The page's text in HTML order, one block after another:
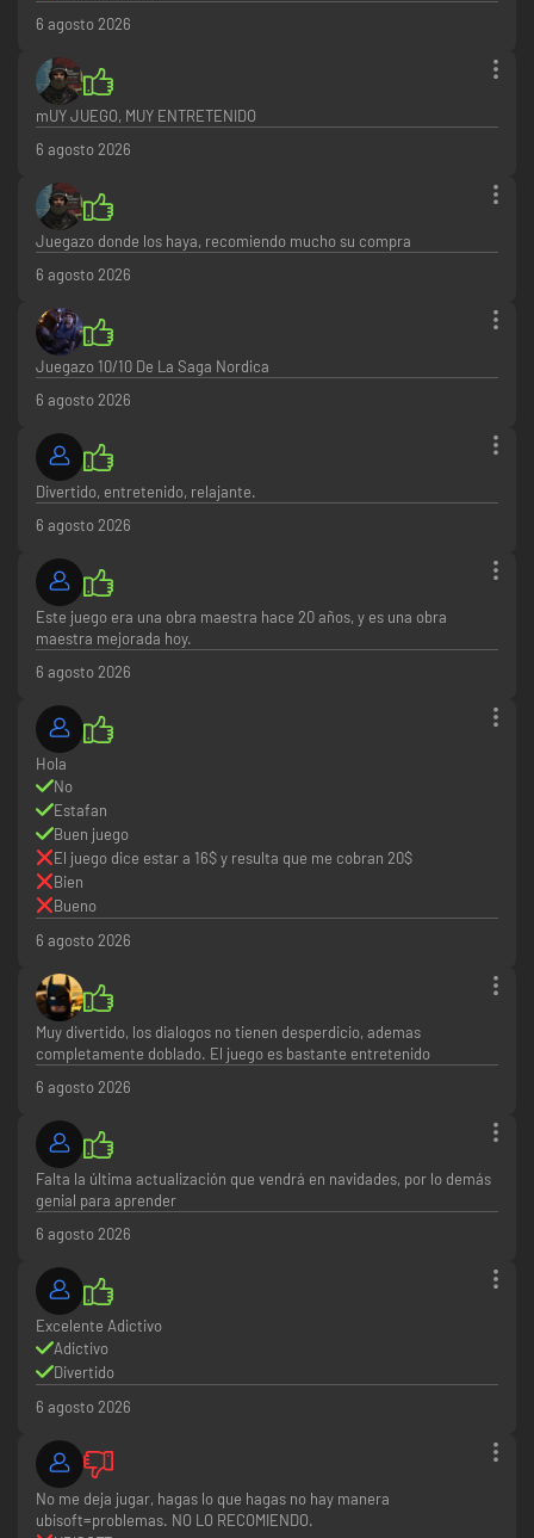
6 agosto 2026
mUY JUEGO, MUY ENTRETENIDO
6 agosto 2026
Juegazo donde los haya, recomiendo mucho su compra
6 agosto 2026
Juegazo 10/10 De La Saga Nordica
6 agosto 2026
Divertido, entretenido, relajante.
6 agosto 2026
Este juego era una obra maestra hace 20 años, y es una obra
maestra mejorada hoy.
6 agosto 2026
Hola
No
Estafan
Buen juego
El juego dice estar a 16$ y resulta que me cobran 20$
Bien
Bueno
6 agosto 2026
Muy divertido, los dialogos no tienen desperdicio, ademas
completamente doblado. El juego es bastante entretenido
6 agosto 2026
Falta la última actualización que vendrá en navidades, por lo demás
genial para aprender
6 agosto 2026
Excelente Adictivo
Adictivo
Divertido
6 agosto 2026
No me deja jugar, hagas lo que hagas no hay manera
ubisoft=problemas. NO LO RECOMIENDO.